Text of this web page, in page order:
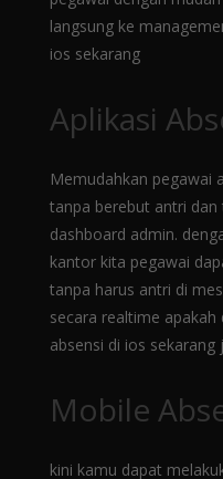
langsung ke
ios sekarang
Aplikasi
Memudahkan pegawai
tanpa berebut antri
dashboard admin.
kantor kita pegawai
tanpa harus antri di
secara realtime
absensi di ios sekarang
Mobile
kini kamu dapat